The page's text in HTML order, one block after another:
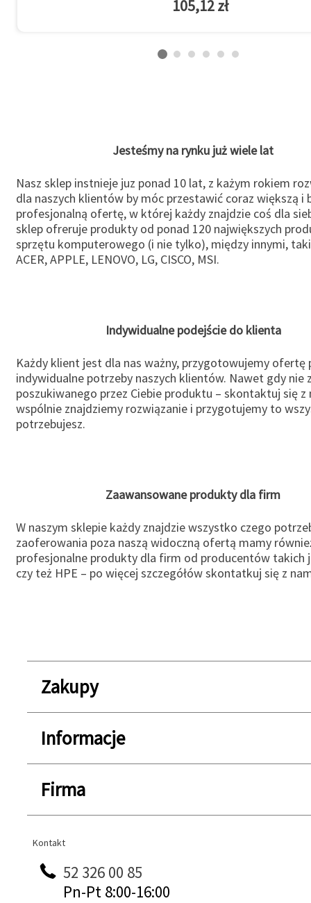
105,12 zł
Jesteśmy na rynku już wiele lat
Nasz sklep instnieje juz ponad 10 lat, z każym rokiem
dla naszych klientów by móc przestawić coraz większą i
profesjonalną ofertę, w której każdy znajdzie coś dla
sklep ofreruje produkty od ponad 120 największych
sprzętu komputerowego (i nie tylko), między innymi,
ACER, APPLE, LENOVO, LG, CISCO, MSI.
Indywidualne podejście do klienta
Każdy klient jest dla nas ważny, przygotowujemy ofertę
indywidualne potrzeby naszych klientów. Nawet gdy nie
poszukiwanego przez Ciebie produktu – skontaktuj się z
wspólnie znajdziemy rozwiązanie i przygotujemy to
potrzebujesz.
Zaawansowane produkty dla firm
W naszym sklepie każdy znajdzie wszystko czego
zaoferowania poza naszą widoczną ofertą mamy
profesjonalne produkty dla firm od producentów takich
czy też HPE – po więcej szczegółów skontatkuj się z
Zakupy
Informacje
Firma
Kontakt
Kontakt
52 326 00 85
Pn-Pt 8:00-16:00